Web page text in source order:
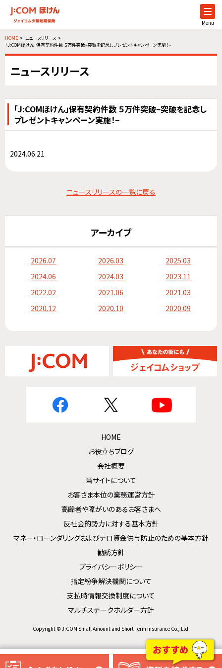
Menu
HOME
ニュースリリース
「J:COMほけん」保有契約件数 ５万件突破~突破を記念しプレゼントキャンペーン実施！~
ニュースリリース
「J:COMほけん」保有契約件数 ５万件突破~突破を記念し
プレゼントキャンペーン実施！~
2024.06.21
ニュースリリースの一覧に戻る
アーカイブ
2026.07 2026.03
2025.03
2024.06
2024.03
2023.11
2022.02
2021.06
2021.03
2020.12
2020.10 2020.09
HOME
お役立ちブログ
会社概要
当サイトについて
お客さま本位の業務運営方針
高齢者や障がいのあるお客さまへ
反社会的勢力に対する基本方針
マネー・ローンダリングおよびテロ資金供与防止のための基本方針
勧誘方針
プライバシーポリシー
指定紛争解決機関について
支払時情報交換制度について
マルチステークホルダー方針
Copyright © J:COM Small Amount and Short Term Insurance Co., Ltd.